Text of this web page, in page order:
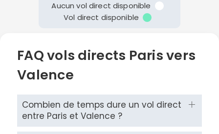
Aucun vol direct disponible
Vol direct disponible
FAQ vols directs Paris vers
Valence
Combien de temps dure un vol direct
entre Paris et Valence ?